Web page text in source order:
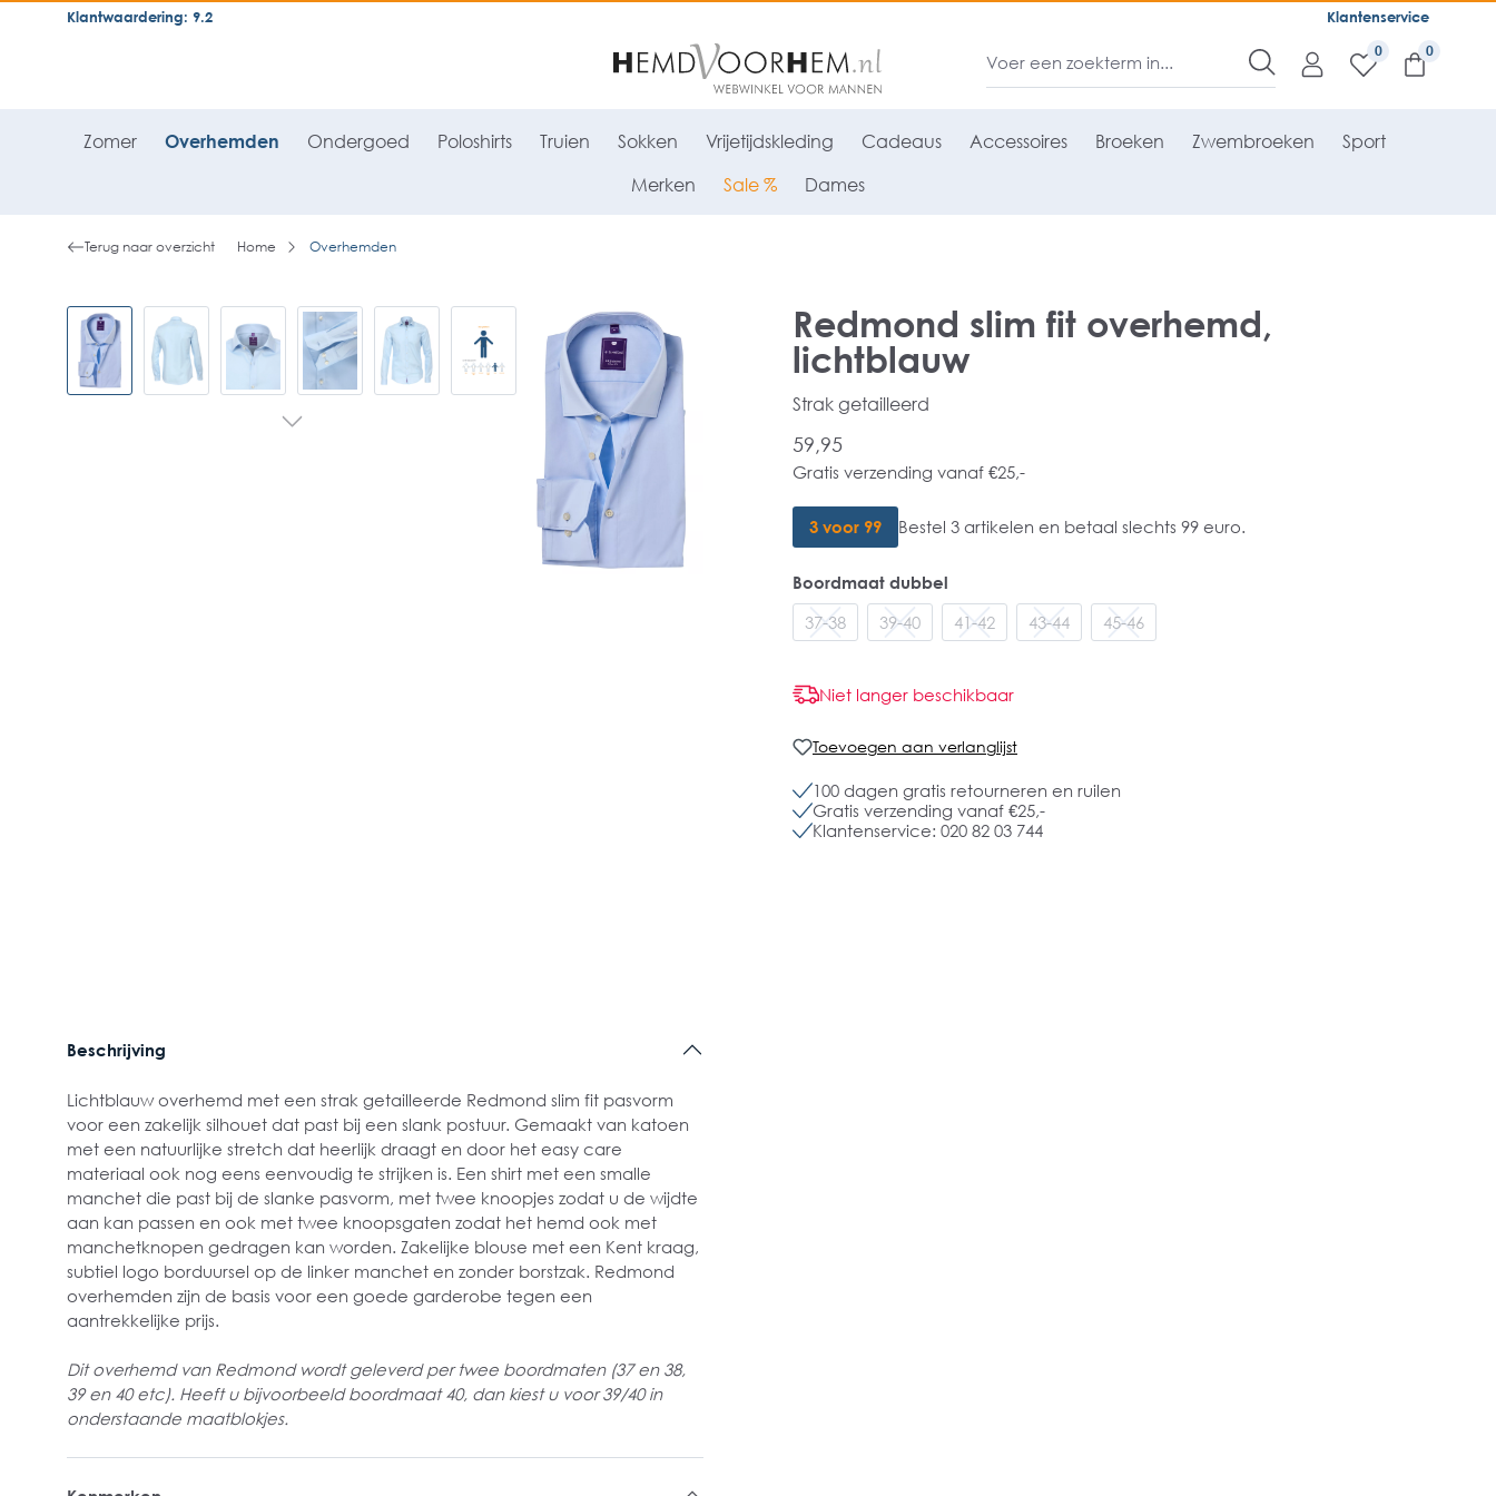
general.skipToNavigation Klantenservice
Klantwaardering: 9.2
0
Zomer Overhemden Ondergoed Poloshirts Truien Sokken Vrijetijdskleding Cadeaus Accessoires Broeken Zwembroeken Sport
Merken Sale % Dames
Terug naar overzicht Home Overhemden
Redmond slim fit overhemd,
lichtblauw
Strak getailleerd
59,95
Gratis verzending vanaf €25,-
3 voor 99 Bestel 3 artikelen en betaal slechts 99 euro.
Boordmaat dubbel
37-38
39-40 41-42 43-44 45-46
Niet langer beschikbaar
Toevoegen aan verlanglijst
100 dagen gratis retourneren en ruilen
Gratis verzending vanaf €25,-
Klantenservice: 020 82 03 744
Beschrijving
Lichtblauw overhemd met een strak getailleerde Redmond slim fit pasvorm
voor een zakelijk silhouet dat past bij een slank postuur. Gemaakt van katoen
met een natuurlijke stretch dat heerlijk draagt en door het easy care
materiaal ook nog eens eenvoudig te strijken is. Een shirt met een smalle
manchet die past bij de slanke pasvorm, met twee knoopjes zodat u de wijdte
aan kan passen en ook met twee knoopsgaten zodat het hemd ook met
manchetknopen gedragen kan worden. Zakelijke blouse met een Kent kraag,
subtiel logo borduursel op de linker manchet en zonder borstzak. Redmond
overhemden zijn de basis voor een goede garderobe tegen een
aantrekkelijke prijs.
Dit overhemd van Redmond wordt geleverd per twee boordmaten (37 en 38,
39 en 40 etc). Heeft u bijvoorbeeld boordmaat 40, dan kiest u voor 39/40 in
onderstaande maatblokjes.